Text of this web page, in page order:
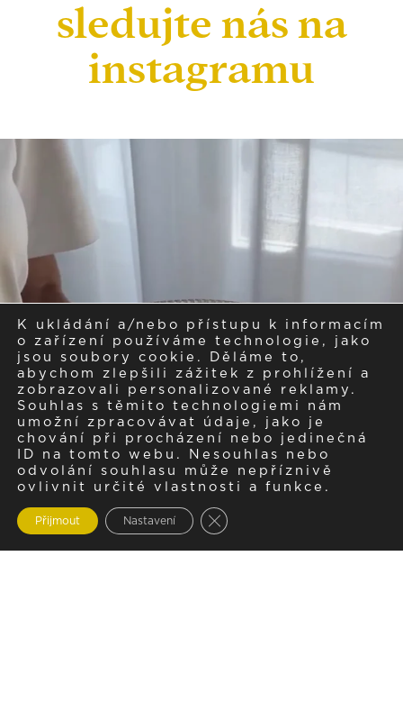
sledujte nás na
instagramu
K ukládání a/nebo přístupu k informacím
o zařízení používáme technologie, jako
jsou soubory cookie. Děláme to,
abychom zlepšili zážitek z prohlížení a
zobrazovali personalizované reklamy.
Souhlas s těmito technologiemi nám
umožní zpracovávat údaje, jako je
chování při procházení nebo jedinečná
ID na tomto webu. Nesouhlas nebo
odvolání souhlasu může nepříznivě
ovlivnit určité vlastnosti a funkce.
Přijmout Nastavení Zavřít cookie lištu GDPR